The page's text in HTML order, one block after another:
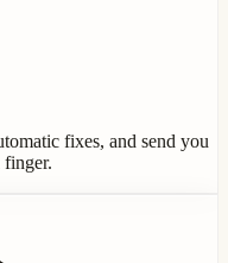
fixes, and send you
finger.